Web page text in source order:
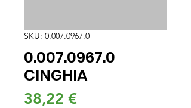
SKU: 0.007.0967.0
0.007.0967.0
CINGHIA
38,22 €Prezzo